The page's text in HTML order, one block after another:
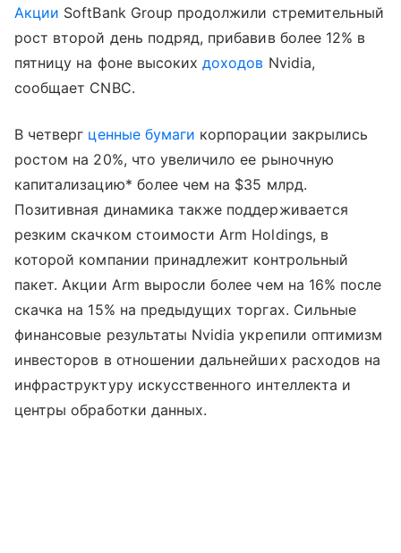
Акции SoftBank Group продолжили стремительный
рост второй день подряд, прибавив более 12% в
пятницу на фоне высокихдоходов Nvidia,
сообщает CNBC.
В четверг ценные бумаги корпорации закрылись
ростом на 20%, что увеличило ее рыночную
капитализацию* более чем на $35 млрд.
Позитивная динамика также поддерживается
резким скачком стоимости Arm Holdings, в
которой компании принадлежит контрольный
пакет. Акции Arm выросли более чем на 16% после
скачка на 15% на предыдущих торгах. Сильные
финансовые результаты Nvidia укрепили оптимизм
инвесторов в отношении дальнейших расходов на
инфраструктуру искусственного интеллекта и
центры обработки данных.